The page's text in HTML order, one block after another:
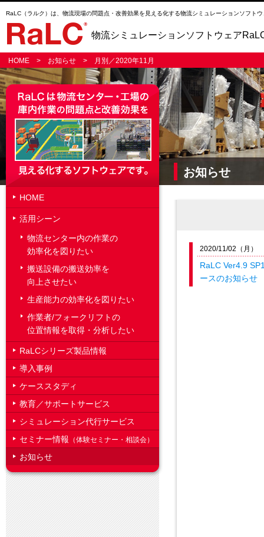
RaLC（ラルク）は、物流現場の問題点・改善効果を見える化する物流シミュレーションソフト
物流シミュレーションソフトウェア
HOME > お知らせ > 月別／2020年11月
HOME
活用シーン
物流センター内の作業の
効率化を図りたい
搬送設備の搬送効率を
向上させたい
生産能力の効率化を図りたい
作業者/フォークリフトの
位置情報を取得・分析したい
RaLCシリーズ製品情報
導入事例
ケーススタディ
教育／サポートサービス
シミュレーション代行サービス
セミナー情報 （体験セミナー・相談会）
お知らせ
お知らせ
2020/11/02（月）
RaLC Ver4.9
ースのお知らせ